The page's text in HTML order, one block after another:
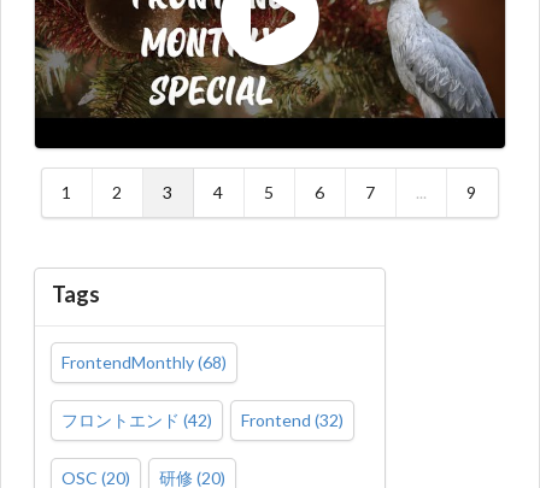
1 2 3 4 5 6 7 ... 9
Tags
FrontendMonthly(68)
フロントエンド (42) Frontend (32)
OSC (20) 研修 (20)